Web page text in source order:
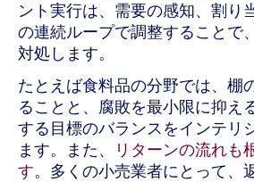
ント実行は、需要の感知、割り
の連続ループで調整することで
対処します。
たとえば食料品の分野では、棚
ることと、腐敗を最小限に抑え
する目標のバランスをインテリ
ます。また、
リターンの流れも
す。多くの小売業者にとって、